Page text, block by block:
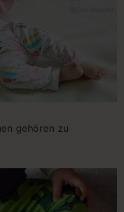
gehören zu